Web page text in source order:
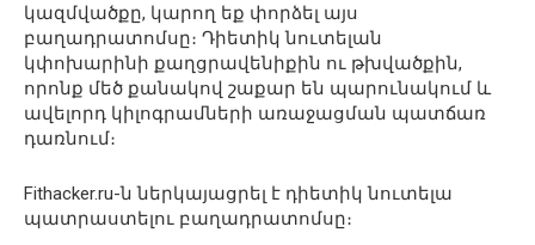
կազմվածքը, կարող եք փորձել այս
բաղադրատոմսը։ Դիետիկ նուտելան
կփոխարինի քաղցրավենիքին ու թխվածքին,
որոնք մեծ քանակով շաքար են պարունակում և
ավելորդ կիլոգրամների առաջացման պատճառ
դառնում։
Fithacker.ru-ն ներկայացրել է դիետիկ նուտելա
պատրաստելու բաղադրատոմսը։